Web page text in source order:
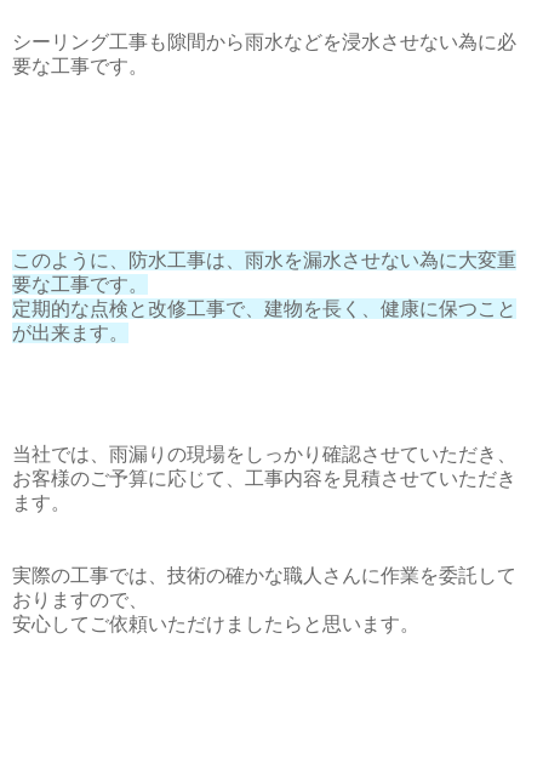
シーリング工事も隙間から雨水などを浸水させない為に必
要な工事です。
このように、防水工事は、雨水を漏水させない為に大変重
要な工事です。
定期的な点検と改修工事で、建物を長く、健康に保つこと
が出来ます。
当社では、雨漏りの現場をしっかり確認させていただき、
お客様のご予算に応じて、工事内容を見積させていただき
ます。
実際の工事では、技術の確かな職人さんに作業を委託して
おりますので、
安心してご依頼いただけましたらと思います。